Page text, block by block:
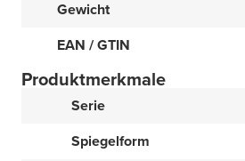
Gewicht
EAN / GTIN
Produktmerkmale
Serie
Spiegelform